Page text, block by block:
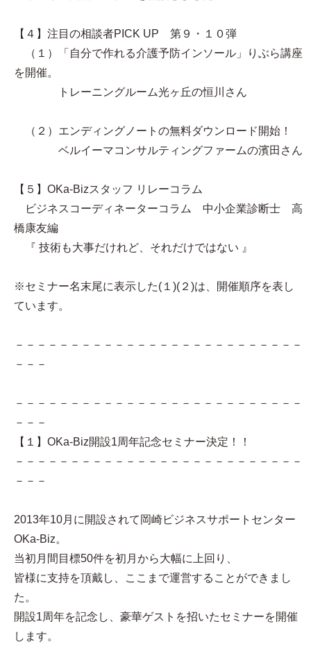
【４】注目の相談者PICK UP 第９・１０弾
（１）「自分で作れる介護予防インソール」りぶら講座
を開催。
トレーニングルーム光ヶ丘の恒川さん
（２）エンディングノートの無料ダウンロード開始！
ベルイーマコンサルティングファームの濱田さん
【５】OKa-Bizスタッフ リレーコラム
ビジネスコーディネーターコラム 中小企業診断士 高
橋康友編
『 技術も大事だけれど、それだけではない 』
※セミナー名末尾に表示した(１)(２)は、開催順序を表し
ています。
－－－－－－－－－－－－－－－－－－－－－－－－－－
－－－
－－－－－－－－－－－－－－－－－－－－－－－－－－
－－－
【１】OKa-Biz開設1周年記念セミナー決定！！
－－－－－－－－－－－－－－－－－－－－－－－－－－
－－－
2013年10月に開設されて岡崎ビジネスサポートセンター
OKa-Biz。
当初月間目標50件を初月から大幅に上回り、
皆様に支持を頂戴し、ここまで運営することができまし
た。
開設1周年を記念し、豪華ゲストを招いたセミナーを開催
します。